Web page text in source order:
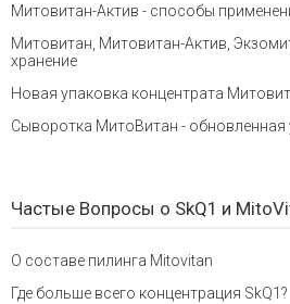
Митовитан-Актив - способы
Митовитан, Митовитан-Актив,
хранение
Новая упаковка концентрата
Сыворотка МитоВитан - обновленная
Частые Вопросы о SkQ1 и
О составе пилинга Mitovitan
Где больше всего концентрация SkQ1?